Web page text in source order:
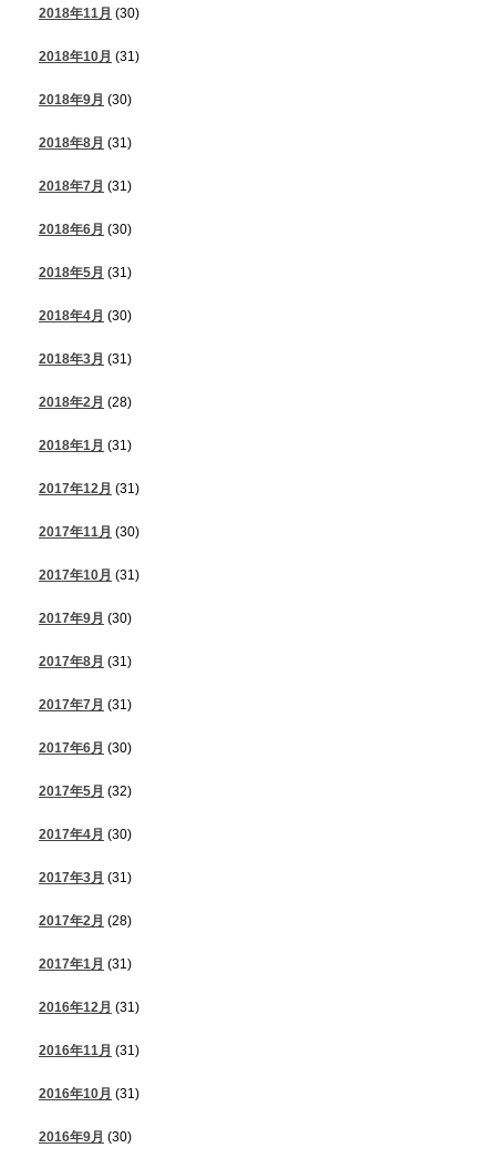
2018年11月 (30)
2018年10月 (31)
2018年9月 (30)
2018年8月 (31)
2018年7月 (31)
2018年6月 (30)
2018年5月 (31)
2018年4月 (30)
2018年3月 (31)
2018年2月 (28)
2018年1月 (31)
2017年12月 (31)
2017年11月 (30)
2017年10月 (31)
2017年9月 (30)
2017年8月 (31)
2017年7月 (31)
2017年6月 (30)
2017年5月 (32)
2017年4月 (30)
2017年3月 (31)
2017年2月 (28)
2017年1月 (31)
2016年12月 (31)
2016年11月 (31)
2016年10月 (31)
2016年9月 (30)